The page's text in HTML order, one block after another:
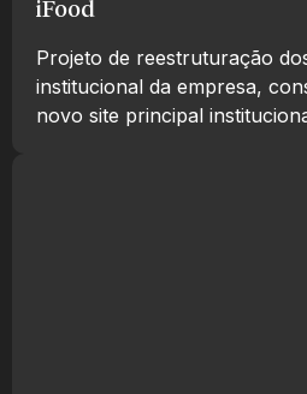
iFood
Projeto de reestruturação
institucional da empresa,
novo site principal